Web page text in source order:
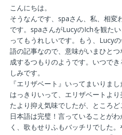
こんにちは。
そうなんです、spaさん、私、相変
です。spaさんがLucyのIchを観た
ってもうれしいです。もう、Lucy
語の記事なので、意味がいまひと
成するつもりのようです。いつで
しみです。
『エリザベート』いってまいりま
はっきりいって、エリザベートよ
たより抑え気味でしたが、ところど
日本語は完璧！言っていることが
く、歌もせりふもバッチリでした